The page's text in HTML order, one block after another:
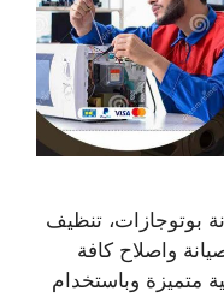
بوتوجازات، تنظيف
واصلاح كافة
متميزة وباستخدام